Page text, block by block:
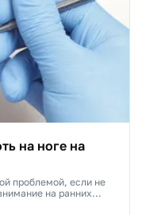
на ноге на
проблемой, если не
на ранних...